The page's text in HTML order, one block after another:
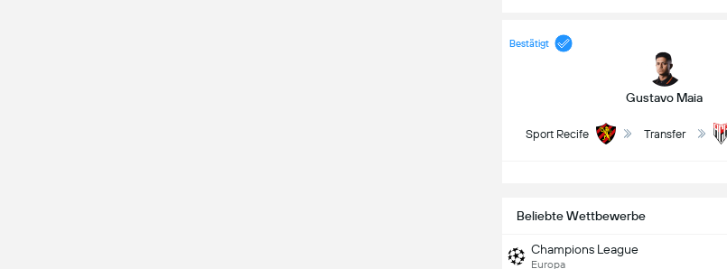
Bestätigt
Gustavo Maia
Sport Recife Transfer
Beliebte Wettbewerbe
Champions League
Europa